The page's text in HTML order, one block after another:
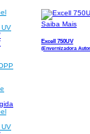
UV
UV
Saiba Mais
Excell 750UV
(Envernizadora